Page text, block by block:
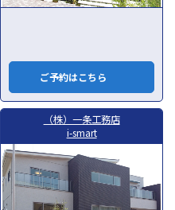
ご予約はこちら
（株）一条工務店
i-smart